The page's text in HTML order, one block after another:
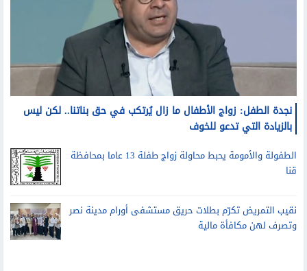
نجدة الطفل: زواج الأطفال ما زال يُرتكب في حق بناتنا.. لكن ليس
بالزيادة التي تدعو للخوف
الطفولة والأمومة يحبط محاولة زواج طفلة 13 عاما بمحافظة
قنا